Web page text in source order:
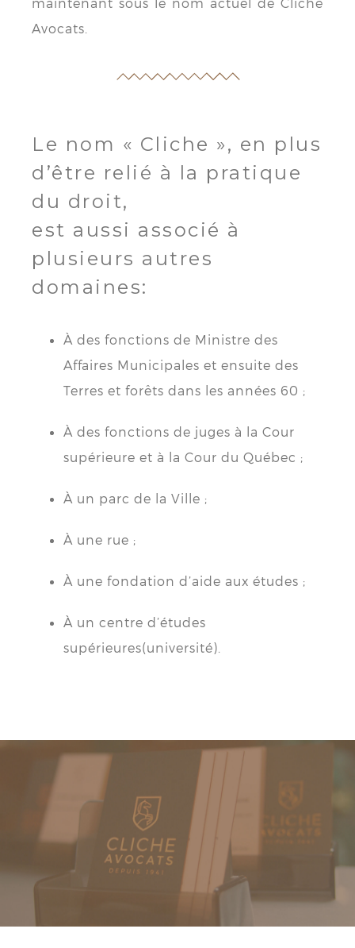
Avocats.
Le nom « Cliche », en plus
d’être relié à la pratique
du droit,
est aussi associé à
plusieurs autres
domaines:
À des fonctions de Ministre des
Affaires Municipales et ensuite des
Terres et forêts dans les années 60 ;
À des fonctions de juges à la Cour
supérieure et à la Cour du Québec ;
À un parc de la Ville ;
À une rue ;
À une fondation d’aide aux études ;
À un centre d’études
supérieures(université).